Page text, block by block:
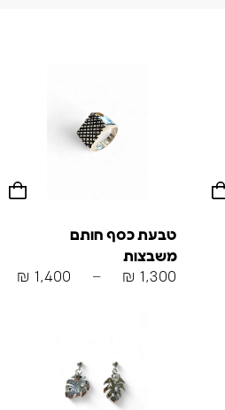
טבעת כסף חותם
משבצות
₪ 1,300
–
₪ 1,400